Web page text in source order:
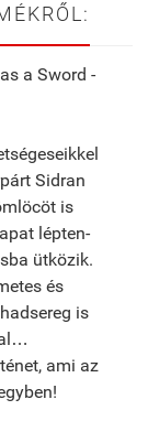
a Sword -
Sidran
is
lépten-
ütközik.
és
is
ami az